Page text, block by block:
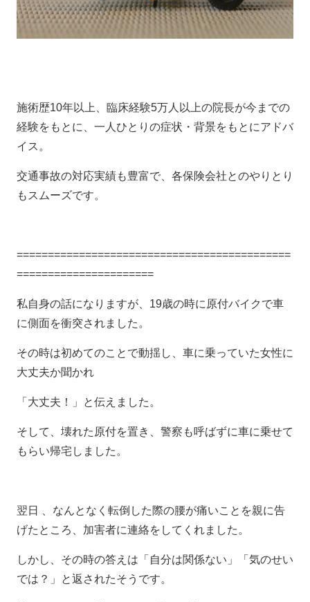
施術歴10年以上、臨床経験5万人以上の院長が今までの
経験をもとに、一人ひとりの症状・背景をもとにアドバ
イス。
交通事故の対応実績も豊富で、各保険会社とのやりとり
もスムーズです。
============================================
======================
私自身の話になりますが、19歳の時に原付バイクで車
に側面を衝突されました。
その時は初めてのことで動揺し、車に乗っていた女性に
大丈夫か聞かれ
「大丈夫！」と伝えました。
そして、壊れた原付を置き、警察も呼ばずに車に乗せて
もらい帰宅しました。
翌日 、なんとなく転倒した際の腰が痛いことを親に告
げたところ、加害者に連絡をしてくれました。
しかし、その時の答えは「自分は関係ない」「気のせい
では？」と返されたそうです。